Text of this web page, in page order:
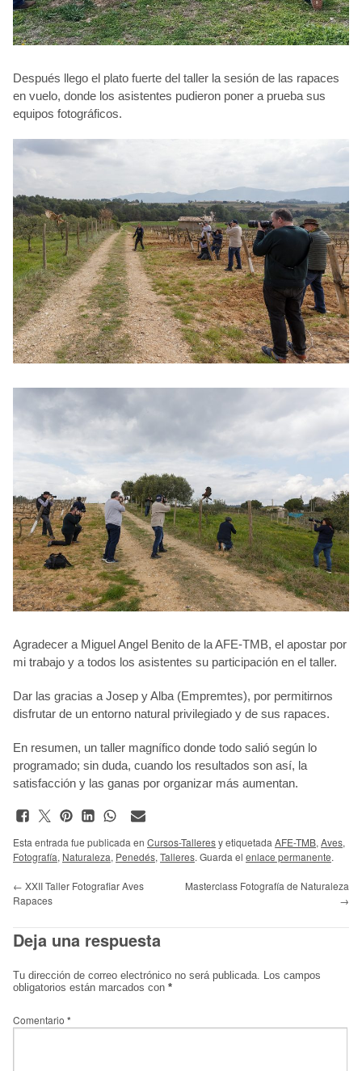
Después llego el plato fuerte del taller la sesión de las rapaces
en vuelo, donde los asistentes pudieron poner a prueba sus
equipos fotográficos.
Agradecer a Miguel Angel Benito de la AFE-TMB, el apostar por
mi trabajo y a todos los asistentes su participación en el taller.
Dar las gracias a Josep y Alba (Empremtes), por permitirnos
disfrutar de un entorno natural privilegiado y de sus rapaces.
En resumen, un taller magnífico donde todo salió según lo
programado; sin duda, cuando los resultados son así, la
satisfacción y las ganas por organizar más aumentan.
Esta entrada fue publicada en Cursos-Talleresy etiquetada AFE-TMB, Aves,
Fotografía, Naturaleza, Penedés, Talleres. Guarda el enlace permanente.
← XXII Taller Fotografiar Aves
Rapaces
Masterclass Fotografía de Naturaleza
→
Deja una respuesta
Tu dirección de correo electrónico no será publicada.
Los campos
obligatorios están marcados con *
Comentario *